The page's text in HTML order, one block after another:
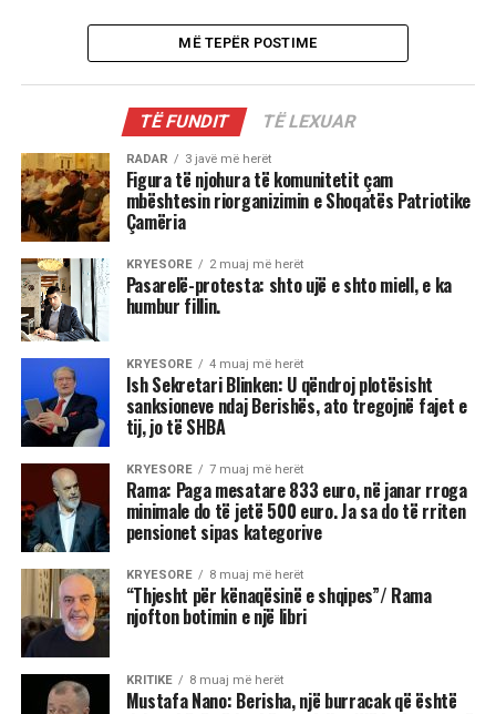
MË TEPËR POSTIME
TË FUNDIT TË LEXUAR
RADAR 3 javë më herët
Figura të njohura të komunitetit çam
mbështesin riorganizimin e Shoqatës Patriotike
Çamëria
KRYESORE 2 muaj më herët
Pasarelë-protesta: shto ujë e shto miell, e ka
humbur fillin.
KRYESORE 4 muaj më herët
Ish Sekretari Blinken: U qëndroj plotësisht
sanksioneve ndaj Berishës, ato tregojnë fajet e
tij, jo të SHBA
KRYESORE 7 muaj më herët
Rama: Paga mesatare 833 euro, në janar rroga
minimale do të jetë 500 euro. Ja sa do të rriten
pensionet sipas kategorive
KRYESORE 8 muaj më herët
“Thjesht për kënaqësinë e shqipes”/ Rama
njofton botimin e një libri
KRITIKE 8 muaj më herët
Mustafa Nano: Berisha, një burracak që është